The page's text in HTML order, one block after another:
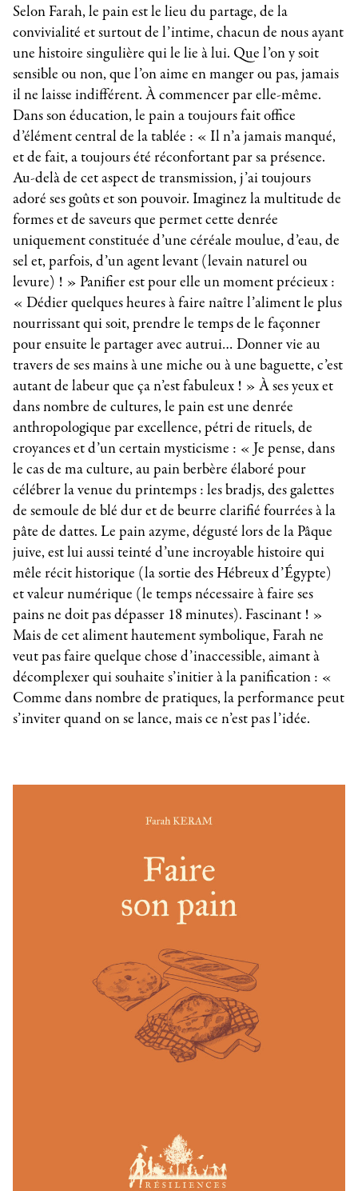
Selon Farah, le pain est le lieu du partage, de la
convivialité et surtout de l’intime, chacun de nous ayant
une histoire singulière qui le lie à lui. Que l’on y soit
sensible ou non, que l’on aime en manger ou pas, jamais
il ne laisse indifférent. À commencer par elle-même.
Dans son éducation, le pain a toujours fait office
d’élément central de la tablée : « Il n’a jamais manqué,
et de fait, a toujours été réconfortant par sa présence.
Au-delà de cet aspect de transmission, j’ai toujours
adoré ses goûts et son pouvoir. Imaginez la multitude de
formes et de saveurs que permet cette denrée
uniquement constituée d’une céréale moulue, d’eau, de
sel et, parfois, d’un agent levant (levain naturel ou
levure) ! » Panifier est pour elle un moment précieux :
« Dédier quelques heures à faire naître l’aliment le plus
nourrissant qui soit, prendre le temps de le façonner
pour ensuite le partager avec autrui… Donner vie au
travers de ses mains à une miche ou à une baguette, c’est
autant de labeur que ça n’est fabuleux ! » À ses yeux et
dans nombre de cultures, le pain est une denrée
anthropologique par excellence, pétri de rituels, de
croyances et d’un certain mysticisme : « Je pense, dans
le cas de ma culture, au pain berbère élaboré pour
célébrer la venue du printemps : les bradjs, des galettes
de semoule de blé dur et de beurre clarifié fourrées à la
pâte de dattes. Le pain azyme, dégusté lors de la Pâque
juive, est lui aussi teinté d’une incroyable histoire qui
mêle récit historique (la sortie des Hébreux d’Égypte)
et valeur numérique (le temps nécessaire à faire ses
pains ne doit pas dépasser 18 minutes). Fascinant ! »
Mais de cet aliment hautement symbolique, Farah ne
veut pas faire quelque chose d’inaccessible, aimant à
décomplexer qui souhaite s’initier à la panification : «
Comme dans nombre de pratiques, la performance peut
s’inviter quand on se lance, mais ce n’est pas l’idée.